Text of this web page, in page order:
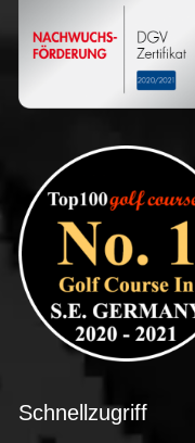
Schnellzugriff